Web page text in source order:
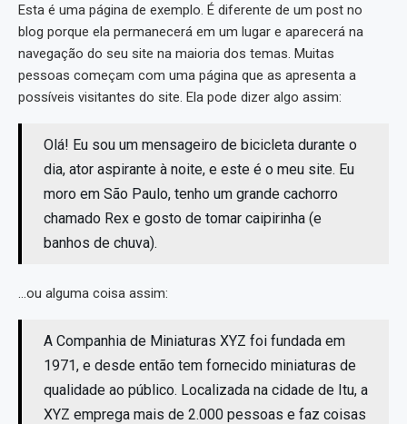
Esta é uma página de exemplo. É diferente de um post no
blog porque ela permanecerá em um lugar e aparecerá na
navegação do seu site na maioria dos temas. Muitas
pessoas começam com uma página que as apresenta a
possíveis visitantes do site. Ela pode dizer algo assim:
Olá! Eu sou um mensageiro de bicicleta durante o
dia, ator aspirante à noite, e este é o meu site. Eu
moro em São Paulo, tenho um grande cachorro
chamado Rex e gosto de tomar caipirinha (e
banhos de chuva).
…ou alguma coisa assim:
A Companhia de Miniaturas XYZ foi fundada em
1971, e desde então tem fornecido miniaturas de
qualidade ao público. Localizada na cidade de Itu, a
XYZ emprega mais de 2.000 pessoas e faz coisas